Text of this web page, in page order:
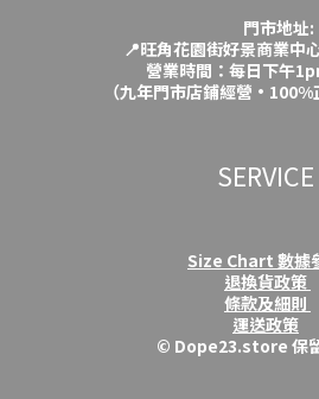
門市地址:
📍旺角花園街好景商業中
營業時間：每日下午
（九年門市店鋪經營·100%
SERVICE
Size Chart 數據
退換貨政策
條款及細則
運送政策
© Dope23.store 保